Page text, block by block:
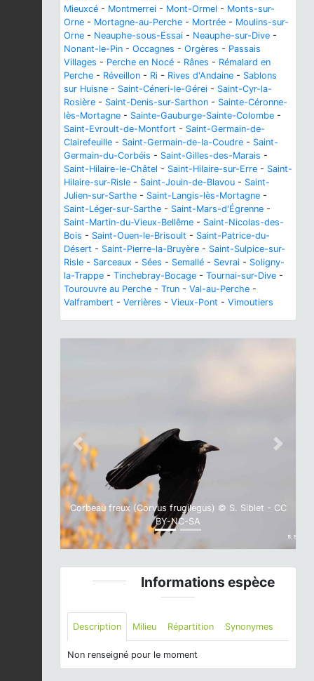
Mieuxcé - Montmerrei - Mont-Ormel - Monts-sur-
Orne - Mortagne-au-Perche - Mortrée - Moulins-sur-
Orne - Neauphe-sous-Essai - Neauphe-sur-Dive -
Nonant-le-Pin - Occagnes - Orgères - Passais
Villages - Perche en Nocé - Rânes - Rémalard en
Perche - Réveillon - Ri - Rives d'Andaine - Sablons
sur Huisne - Saint-Céneri-le-Gérei - Saint-Cyr-la-
Rosière - Saint-Denis-sur-Sarthon - Sainte-Céronne-
lès-Mortagne - Sainte-Gauburge-Sainte-Colombe -
Saint-Evroult-de-Montfort - Saint-Germain-de-
Clairefeuille - Saint-Germain-de-la-Coudre - Saint-
Germain-du-Corbéis - Saint-Gilles-des-Marais -
Saint-Hilaire-le-Châtel - Saint-Hilaire-sur-Erre - Saint-
Hilaire-sur-Risle - Saint-Jouin-de-Blavou - Saint-
Julien-sur-Sarthe - Saint-Langis-lès-Mortagne -
Saint-Léger-sur-Sarthe - Saint-Mars-d'Égrenne -
Saint-Martin-du-Vieux-Bellême - Saint-Nicolas-des-
Bois - Saint-Ouen-le-Brisoult - Saint-Patrice-du-
Désert - Saint-Pierre-la-Bruyère - Saint-Sulpice-sur-
Risle - Sarceaux - Sées - Semallé - Sevrai - Soligny-
la-Trappe - Tinchebray-Bocage - Tournai-sur-Dive -
Tourouvre au Perche - Trun - Val-au-Perche -
Valframbert - Verrières - Vieux-Pont - Vimoutiers
Corbeau freux (Corvus frugilegus) © S. Siblet - CC
BY-NC-SA
Previous Next
Informations espèce
Description Milieu Répartition Synonymes
Non renseigné pour le moment